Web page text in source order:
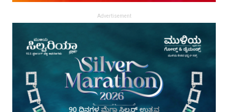
Advertisement